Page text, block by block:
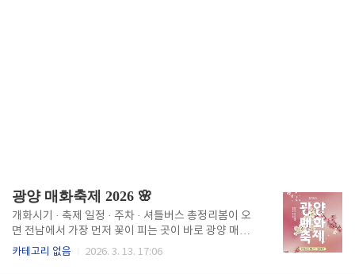
광양 매화축제 2026 🌸
개화시기 · 축제 일정 · 주차 · 셔틀버스 총정리봄이 오
면 전남에서 가장 먼저 꽃이 피는 곳이 바로 광양 매화
마을입니다.특히 섬진강과 매화가 함께 어우러지는 풍
카테고리 없음 2026. 3. 13. 17:06